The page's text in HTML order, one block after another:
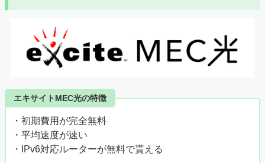
エキサイトMEC光の特徴
・初期費用が完全無料
・平均速度が速い
・IPv6対応ルーターが無料で貰える